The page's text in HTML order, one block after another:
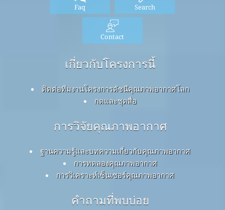
Faq Search
Contact
เกี่ยวกับโครงการนี้
ติดต่อทีมงานโครงการดัชนีคุณภาพอากาศโลก
กดและชุดสื่อ
การวิจัยคุณภาพอากาศ
ฐานความรู้และบทความเกี่ยวกับคุณภาพอากาศ
การทดลองคุณภาพอากาศ
การวิเคราะห์เซ็นเซอร์คุณภาพอากาศ
คำถามที่พบบ่อย